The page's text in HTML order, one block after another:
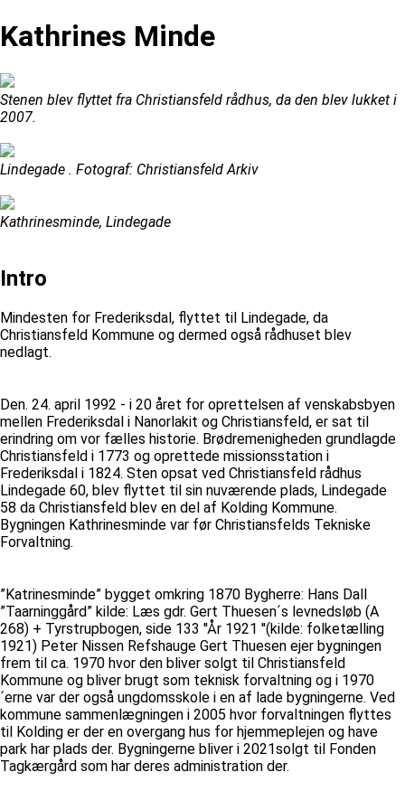
Kathrines Minde
Stenen blev flyttet fra Christiansfeld rådhus, da den blev lukket i
2007.
Lindegade . Fotograf: Christiansfeld Arkiv
Kathrinesminde, Lindegade
Intro
Mindesten for Frederiksdal, flyttet til Lindegade, da
Christiansfeld Kommune og dermed også rådhuset blev
nedlagt.
Den. 24. april 1992 - i 20 året for oprettelsen af venskabsbyen
mellen Frederiksdal i Nanorlakit og Christiansfeld, er sat til
erindring om vor fælles historie. Brødremenigheden grundlagde
Christiansfeld i 1773 og oprettede missionsstation i
Frederiksdal i 1824. Sten opsat ved Christiansfeld rådhus
Lindegade 60, blev flyttet til sin nuværende plads, Lindegade
58 da Christiansfeld blev en del af Kolding Kommune.
Bygningen Kathrinesminde var før Christiansfelds Tekniske
Forvaltning.
”Katrinesminde” bygget omkring 1870 Bygherre: Hans Dall
”Taarninggård” kilde: Læs gdr. Gert Thuesen´s levnedsløb (A
268) + Tyrstrupbogen, side 133 ''År 1921 ''(kilde: folketælling
1921) Peter Nissen Refshauge Gert Thuesen ejer bygningen
frem til ca. 1970 hvor den bliver solgt til Christiansfeld
Kommune og bliver brugt som teknisk forvaltning og i 1970
´erne var der også ungdomsskole i en af lade bygningerne. Ved
kommune sammenlægningen i 2005 hvor forvaltningen flyttes
til Kolding er der en overgang hus for hjemmeplejen og have
park har plads der. Bygningerne bliver i 2021solgt til Fonden
Tagkærgård som har deres administration der.